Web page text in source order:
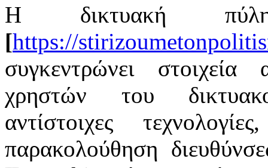
Η δικτυακή
[https://
συγκεντρώνει
χρηστών του
αντίστοιχες
παρακολούθηση